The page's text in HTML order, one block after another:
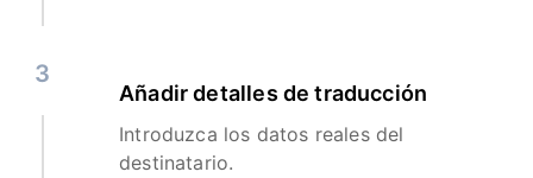
3
Añadir detalles de traducción
Introduzca los datos reales del
destinatario.